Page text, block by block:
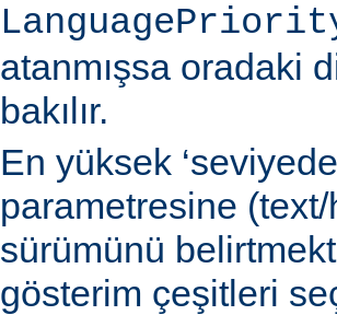
atanmışsa oradaki
bakılır.
En yüksek
parametresine
sürümünü
gösterim çeşitleri